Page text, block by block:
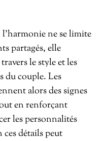
ne se limite
partagés, elle
le style et les
du couple. Les
alors des signes
en renforçant
les personnalités
ces détails peut